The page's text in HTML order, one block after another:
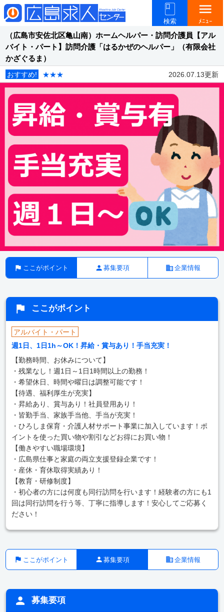
検索
menu
ﾒﾆｭｰ
（広島市安佐北区亀山南）ホームヘルパー・訪問介護員【アル
バイト・パート】訪問介護「はるかぜのヘルパー」（有限会社
かざぐるま）
おすすめ! ★★★ 2026.07.13更新
ここがポイント 募集要項 企業情報
ここがポイント
アルバイト・パート
週1日、1日1h～OK！昇給・賞与あり！手当充実！
【勤務時間、お休みについて】
・残業なし！週1日～1日1時間以上の勤務！
・希望休日、時間や曜日は調整可能です！
【待遇、福利厚生が充実】
・昇給あり、賞与あり！社員登用あり！
・皆勤手当、家族手当他、手当が充実！
・ひろしま保育・介護人材サポート事業に加入しています！ポ
イントを使った買い物や割引などお得にお買い物！
【働きやすい職場環境】
・広島県仕事と家庭の両立支援登録企業です！
・産休・育休取得実績あり！
【教育・研修制度】
・初心者の方には何度も同行訪問を行います！経験者の方にも1
回は同行訪問を行う等、丁寧に指導します！安心してご応募く
ださい！
ここがポイント 募集要項 企業情報
募集要項